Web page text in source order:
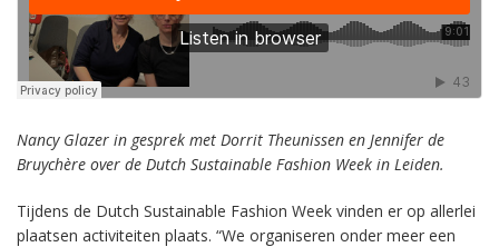
Nancy Glazer in gesprek met Dorrit Theunissen en Jennifer de
Bruychère over de Dutch Sustainable Fashion Week in Leiden.
Tijdens de Dutch Sustainable Fashion Week vinden er op allerlei
plaatsen activiteiten plaats. “We organiseren onder meer een